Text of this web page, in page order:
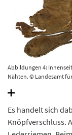
Abbildungen 4:
Nähten. © Landesamt
Es handelt sich
Knöpfverschluss.